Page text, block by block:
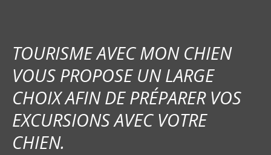
TOURISME AVEC MON CHIEN
VOUS PROPOSE UN LARGE
CHOIX AFIN DE PRÉPARER VOS
EXCURSIONS AVEC VOTRE
CHIEN.